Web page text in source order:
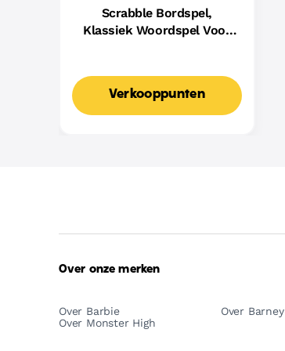
Scrabble Bordspel,
Klassiek Woordspel Voor
Nederlandse Editie
Verkooppunten
Over onze merken
Over Barbie Over Barney
Over Monster High